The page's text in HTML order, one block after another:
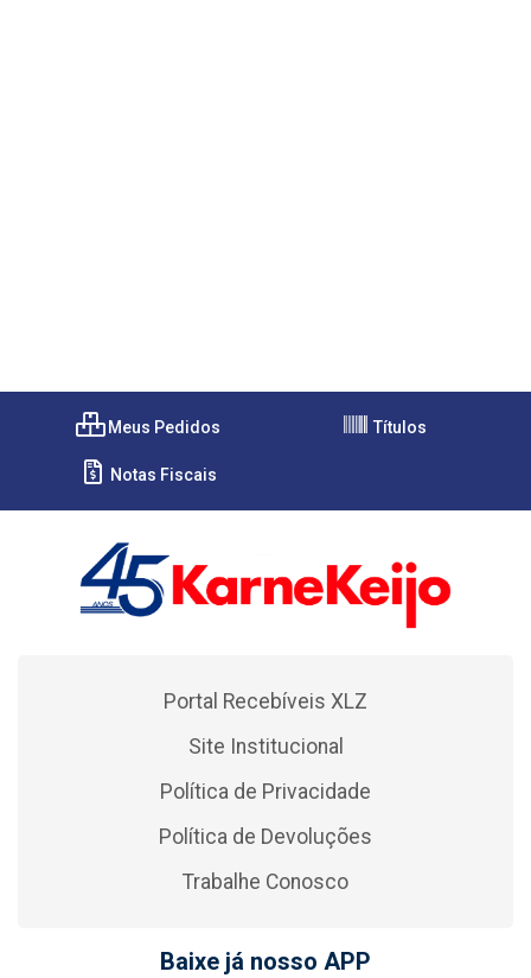
Meus Pedidos Títulos
Notas Fiscais
Portal Recebíveis XLZ
Site Institucional
Política de Privacidade
Política de Devoluções
Trabalhe Conosco
Baixe já nosso APP